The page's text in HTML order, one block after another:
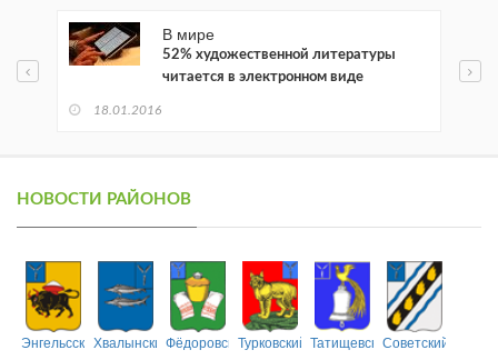
В мире
52% художественной литературы
читается в электронном виде
18.01.2016
НОВОСТИ РАЙОНОВ
ЭнгельсскийХвалынскийФёдоровскийТурковский ТатищевскийСоветский